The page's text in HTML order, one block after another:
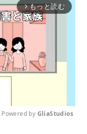
arrow_forward_ios もっと読む
Powered by GliaStudios